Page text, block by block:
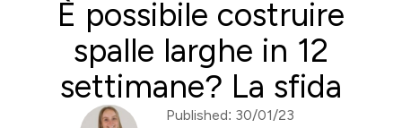
È possibile costruire
spalle larghe in 12
settimane? La sfida
Published: 30/01/23